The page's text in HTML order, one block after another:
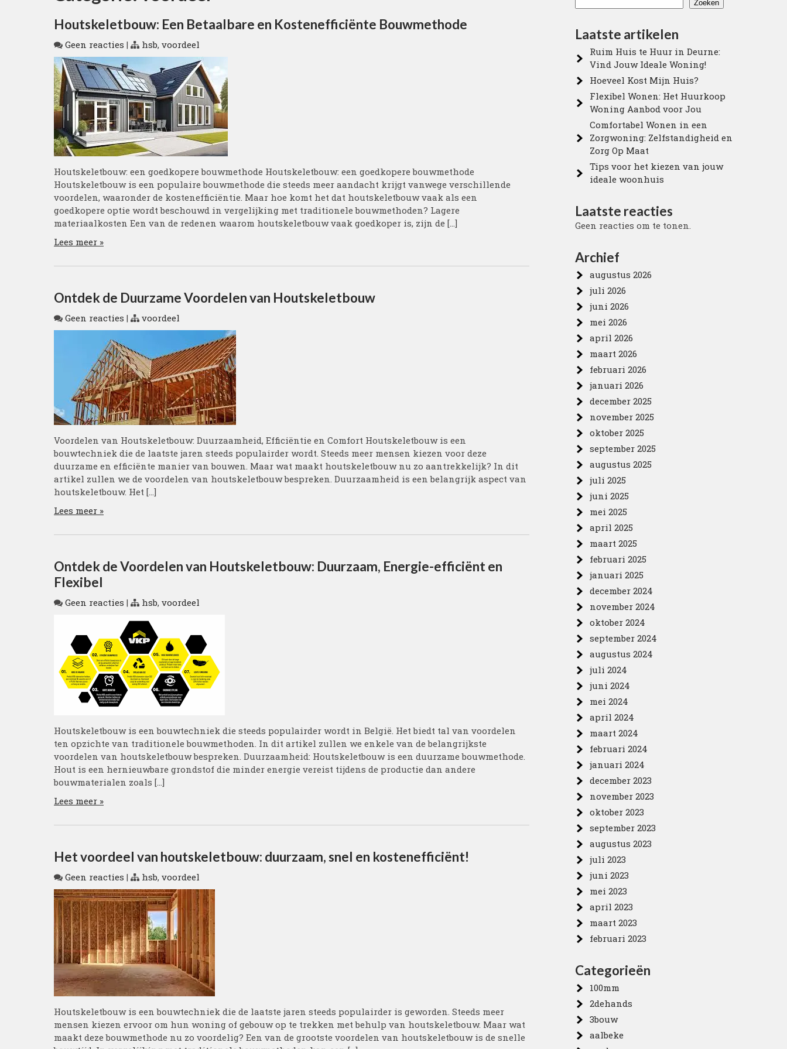
Houtskeletbouw: Een Betaalbare en Kostenefficiënte Bouwmethode
Geen reacties | hsb, voordeel
Houtskeletbouw: een goedkopere bouwmethode Houtskeletbouw: een goedkopere bouwmethode
Houtskeletbouw is een populaire bouwmethode die steeds meer aandacht krijgt vanwege verschillende
voordelen, waaronder de kostenefficiëntie. Maar hoe komt het dat houtskeletbouw vaak als een
goedkopere optie wordt beschouwd in vergelijking met traditionele bouwmethoden? Lagere
materiaalkosten Een van de redenen waarom houtskeletbouw vaak goedkoper is, zijn de […]
Lees meer »
Ontdek de Duurzame Voordelen van Houtskeletbouw
Geen reacties | voordeel
Voordelen van Houtskeletbouw: Duurzaamheid, Efficiëntie en Comfort Houtskeletbouw is een
bouwtechniek die de laatste jaren steeds populairder wordt. Steeds meer mensen kiezen voor deze
duurzame en efficiënte manier van bouwen. Maar wat maakt houtskeletbouw nu zo aantrekkelijk? In dit
artikel zullen we de voordelen van houtskeletbouw bespreken. Duurzaamheid is een belangrijk aspect van
houtskeletbouw. Het […]
Lees meer »
Ontdek de Voordelen van Houtskeletbouw: Duurzaam, Energie-efficiënt en
Flexibel
Geen reacties | hsb, voordeel
Houtskeletbouw is een bouwtechniek die steeds populairder wordt in België. Het biedt tal van voordelen
ten opzichte van traditionele bouwmethoden. In dit artikel zullen we enkele van de belangrijkste
voordelen van houtskeletbouw bespreken. Duurzaamheid: Houtskeletbouw is een duurzame bouwmethode.
Hout is een hernieuwbare grondstof die minder energie vereist tijdens de productie dan andere
bouwmaterialen zoals […]
Lees meer »
Het voordeel van houtskeletbouw: duurzaam, snel en kostenefficiënt!
Geen reacties | hsb, voordeel
Houtskeletbouw is een bouwtechniek die de laatste jaren steeds populairder is geworden. Steeds meer
mensen kiezen ervoor om hun woning of gebouw op te trekken met behulp van houtskeletbouw. Maar wat
maakt deze bouwmethode nu zo voordelig? Een van de grootste voordelen van houtskeletbouw is de snelle
Zoeken
Laatste artikelen
Ruim Huis te Huur in Deurne:
Vind Jouw Ideale Woning!
Hoeveel Kost Mijn Huis?
Flexibel Wonen: Het Huurkoop
Woning Aanbod voor Jou
Comfortabel Wonen in een
Zorgwoning: Zelfstandigheid en
Zorg Op Maat
Tips voor het kiezen van jouw
ideale woonhuis
Laatste reacties
Geen reacties om te tonen.
Archief
augustus 2026
juli 2026
juni 2026
mei 2026
april 2026
maart 2026
februari 2026
januari 2026
december 2025
november 2025
oktober 2025
september 2025
augustus 2025
juli 2025
juni 2025
mei 2025
april 2025
maart 2025
februari 2025
januari 2025
december 2024
november 2024
oktober 2024
september 2024
augustus 2024
juli 2024
juni 2024
mei 2024
april 2024
maart 2024
februari 2024
januari 2024
december 2023
november 2023
oktober 2023
september 2023
augustus 2023
juli 2023
juni 2023
mei 2023
april 2023
maart 2023
februari 2023
Categorieën
100mm
2dehands
3bouw
aalbeke